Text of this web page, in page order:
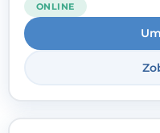
pierwszym
atmosfery
relacjach z
również
zasobach.
ONLINE